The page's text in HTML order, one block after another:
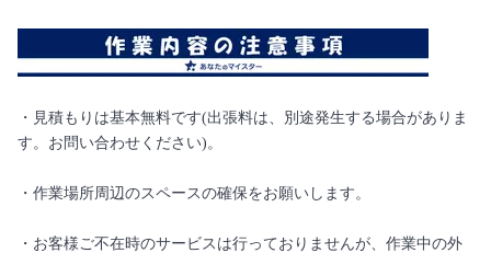
・見積もりは基本無料です(出張料は、別途発生する場合がありま
す。お問い合わせください)。
・作業場所周辺のスペースの確保をお願いします。
・お客様ご不在時のサービスは行っておりませんが、作業中の外